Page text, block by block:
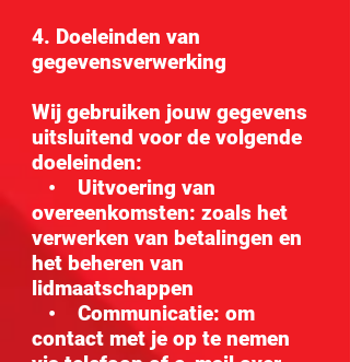
4. Doeleinden van
gegevensverwerking
Wij gebruiken jouw gegevens
uitsluitend voor de volgende
doeleinden:
• Uitvoering van
overeenkomsten: zoals het
verwerken van betalingen en
het beheren van
lidmaatschappen
• Communicatie: om
contact met je op te nemen